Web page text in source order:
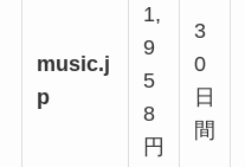
music.j
p
1,
9
5
8
円
3
0
日
間